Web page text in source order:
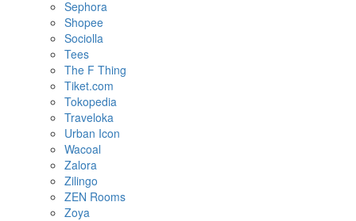
Sephora
Shopee
Sociolla
Tees
The F Thing
Tiket.com
Tokopedia
Traveloka
Urban Icon
Wacoal
Zalora
Zilingo
ZEN Rooms
Zoya